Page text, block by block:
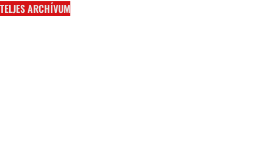
TELJES ARCHÍVUM